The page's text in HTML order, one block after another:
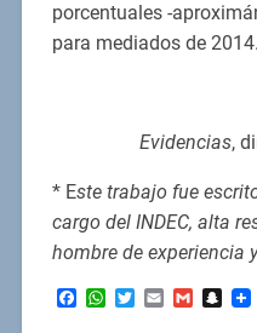
porcentuales -
para mediados de 2014.
Evidencias,
* Este trabajo fue
cargo del INDEC, alta
hombre de experiencia
Facebook
WhatsApp
TwitterEmailGmail